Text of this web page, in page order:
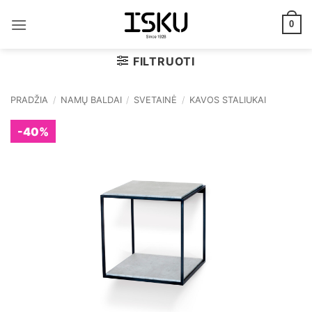
0
FILTRUOTI
PRADŽIA / NAMŲ BALDAI / SVETAINĖ / KAVOS STALIUKAI
-40%